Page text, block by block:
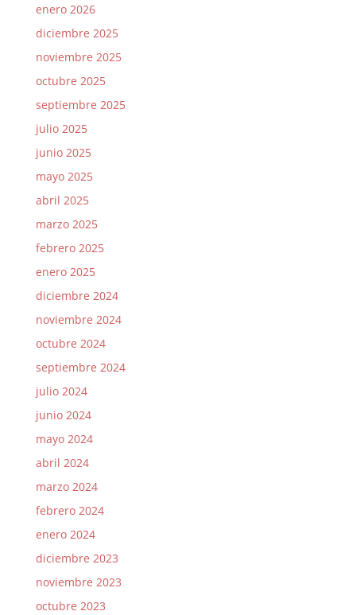
enero 2026
diciembre 2025
noviembre 2025
octubre 2025
septiembre 2025
julio 2025
junio 2025
mayo 2025
abril 2025
marzo 2025
febrero 2025
enero 2025
diciembre 2024
noviembre 2024
octubre 2024
septiembre 2024
julio 2024
junio 2024
mayo 2024
abril 2024
marzo 2024
febrero 2024
enero 2024
diciembre 2023
noviembre 2023
octubre 2023